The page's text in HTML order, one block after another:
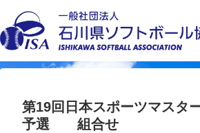
第19回日本スポーツマスタ
予選 組合せ